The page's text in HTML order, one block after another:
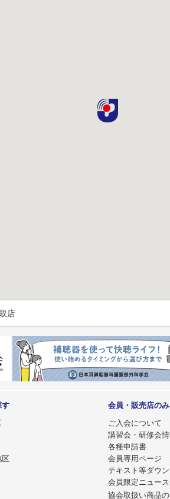
店
す
区
会員・販売店の
ご入会について
講習会・研修会
各種申請書
会員専用ページ
テキスト等ダウ
会員限定ニュー
協会取扱い商品